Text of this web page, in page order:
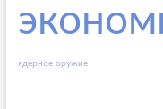
ядерное оружие